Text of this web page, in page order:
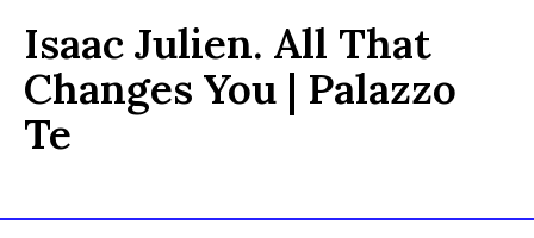
Isaac Julien. All That
Changes You | Palazzo
Te